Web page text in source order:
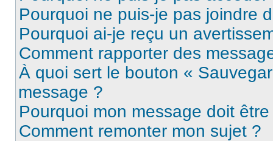
Pourquoi ne puis-je pas joindre
Pourquoi ai-je reçu un
Comment rapporter des
À quoi sert le bouton «
message ?
Pourquoi mon message doit
Comment remonter mon sujet ?